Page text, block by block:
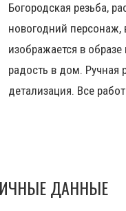
Богородская резьба,
новогодний
изображается в
радость в дом. Ручная
детализация. Все
ДАННЫЕ